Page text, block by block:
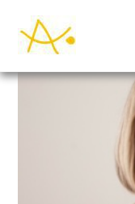
Inhalt
springen